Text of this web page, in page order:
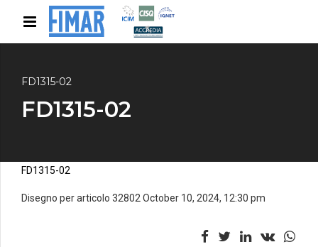
FD1315-02
FD1315-02
FD1315-02
Disegno per articolo 32802 October 10, 2024, 12:30 pm